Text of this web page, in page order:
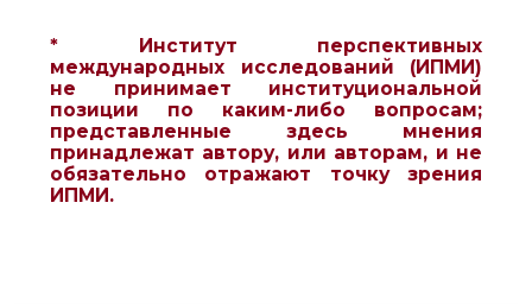
* Институт перспективных
международных исследований (ИПМИ)
не принимает институциональной
позиции по каким-либо вопросам;
представленные здесь мнения
принадлежат автору, или авторам, и не
обязательно отражают точку зрения
ИПМИ.